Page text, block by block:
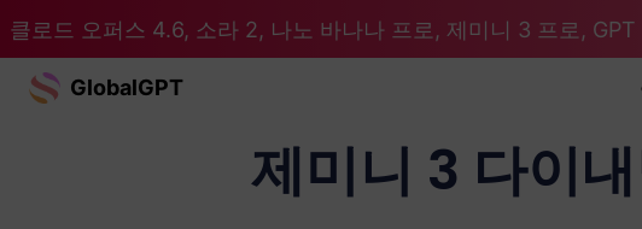
클로드 오퍼스 4.6, 소라 2, 나노 바나나 프로, 제미니 3 프로,
GlobalGPT
제미니 3 다이